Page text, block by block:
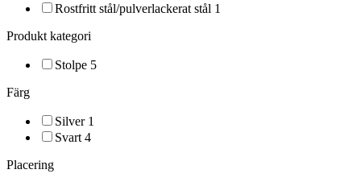
Rostfritt stål/pulverlackerat stål 1
Produkt kategori
Stolpe 5
Färg
Silver 1
Svart 4
Placering